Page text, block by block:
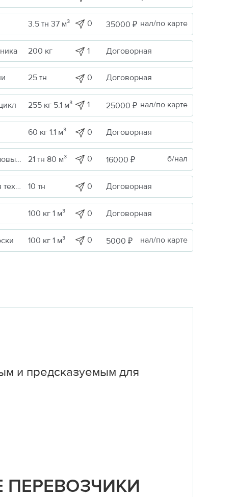
3.5 тн 37 м³ 0 35000 ₽ нал/по карте
200 кг 1 Договорная
25 тн 0 Договорная
255 кг 5.1 м³ 1 25000 ₽ нал/по карте
60 кг 1.1 м³ 0 Договорная
Сельскохоз. продукция / Кормовые/пищевые добавки 21 тн 80 м³ 0 16000 ₽ б/нал
10 тн 0 Договорная
100 кг 1 м³ 0 Договорная
100 кг 1 м³ 0 5000 ₽ нал/по карте
и предсказуемым для
ПЕРЕВОЗЧИКИ